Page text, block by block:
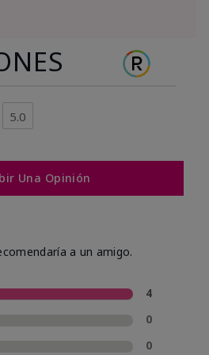
5.0
Una Opinión
a un amigo.
4
0
0